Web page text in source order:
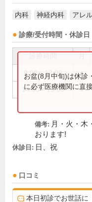
内科 神経内科 アレ
診療/受付時間・休診日
9:00～12:00 ●
14:00～19:00 ●
お盆(8月中旬)は休診
に必ず医療機関に直
備考: 月・火・木
おります!
休診日: 日、祝
口コミ
本日初診でお世話に